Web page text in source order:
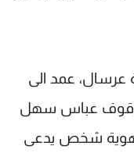
عرسال، عمد الى
عباس سهل
هوية شخص يدعى